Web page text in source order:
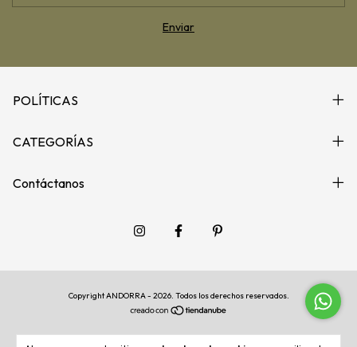
POLÍTICAS
CATEGORÍAS
Contáctanos
Copyright ANDORRA - 2026. Todos los derechos reservados.